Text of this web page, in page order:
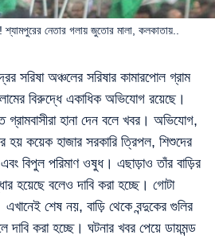
নেতার গলায় জুতোর মালা, কলকাতায়..
সরিষা অঞ্চলের সরিষার কামারপোল গ্রাম
বিরুদ্ধে একাধিক অভিযোগ রয়েছে।
গ্রামবাসীরা হানা দেন বলে খবর। অভিযোগ,
হয় কয়েক হাজার সরকারি ত্রিপল, শিশুদের
বিপুল পরিমাণ ওষুধ। এছাড়াও তাঁর বাড়ির
হয়েছে বলেও দাবি করা হচ্ছে। গোটা
শেষ নয়, বাড়ি থেকে বন্দুকের গুলির
দাবি করা হচ্ছে। ঘটনার খবর পেয়ে ডায়মন্ড